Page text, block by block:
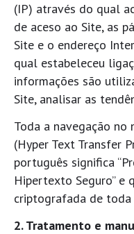
(IP) através do qual
de aceso ao Site, as
Site e o endereço
qual estabeleceu
informações são
Site, analisar as
Toda a navegação
(Hyper Text Transfer
português significa
Hipertexto Seguro” e
criptografada de
2. Tratamento e